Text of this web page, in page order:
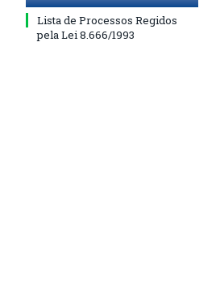
Lista de Processos Regidos
pela Lei 8.666/1993